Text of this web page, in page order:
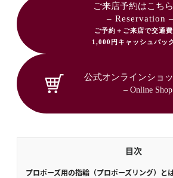
ご来店予約はこちら
– Reservation –
ご予約＋ご来店で交通費
1,000円キャッシュバッ
公式オンラインショ
– Online
目次
プロポーズ用の指輪（プロポーズリング）と